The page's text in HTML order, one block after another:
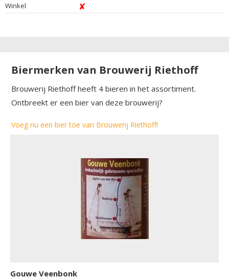
Winkel
Biermerken van Brouwerij Riethoff
Brouwerij Riethoff heeft 4 bieren in het assortiment.
Ontbreekt er een bier van deze brouwerij?
Voeg nu een bier toe van Brouwerij Riethoff!
Gouwe Veenbonk